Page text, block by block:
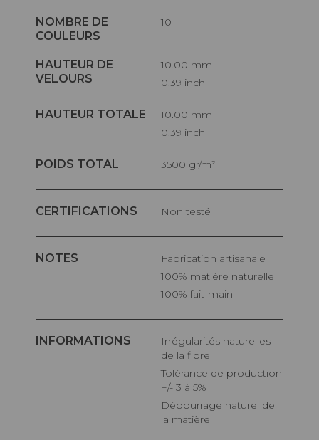
NOMBRE DE
COULEURS
10
HAUTEUR DE
VELOURS
10.00 mm
0.39 inch
HAUTEUR TOTALE
10.00 mm
0.39 inch
POIDS TOTAL 3500 gr/m²
CERTIFICATIONS Non testé
NOTES
Fabrication artisanale
100% matière naturelle
100% fait-main
INFORMATIONS
Irrégularités naturelles
de la fibre
Tolérance de production
+/- 3 à 5%
Débourrage naturel de
la matière